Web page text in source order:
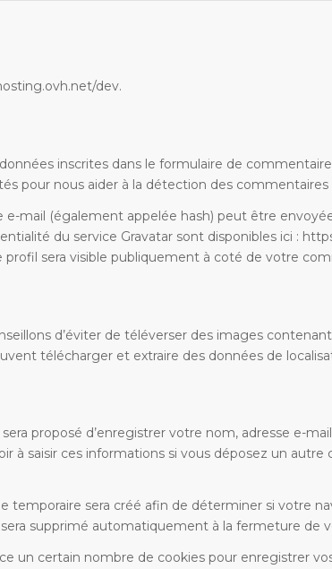
dev.
inscrites dans le formulaire de
pour nous aider à la détection des commentaires
mail (également appelée hash) peut être
du service Gravatar sont disponibles ici :
sera visible publiquement à coté de votre
d’éviter de téléverser des images
télécharger et extraire des données de
proposé d’enregistrer votre nom, adresse e-
à saisir ces informations si vous déposez un
temporaire sera créé afin de déterminer si votre
supprimé automatiquement à la fermeture de
un certain nombre de cookies pour enregistrer